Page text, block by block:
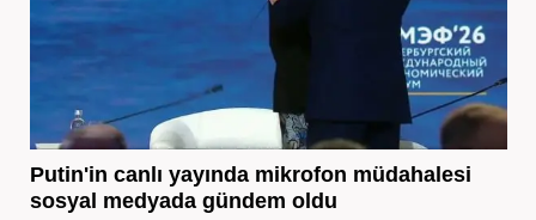
Putin'in canlı yayında mikrofon müdahalesi
sosyal medyada gündem oldu